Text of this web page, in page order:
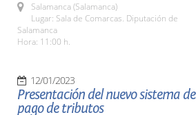
Salamanca (Salamanca)
Lugar: Sala de Comarcas. Diputación de
Salamanca
Hora: 11:00 h.
12/01/2023
Presentación del nuevo sistema de
pago de tributos